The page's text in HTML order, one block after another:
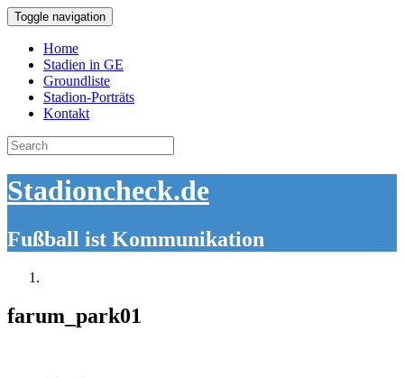
Toggle navigation
Home
Stadien in GE
Groundliste
Stadion-Porträts
Kontakt
Search
for:
Stadioncheck.de
Fußball ist Kommunikation
farum_park01